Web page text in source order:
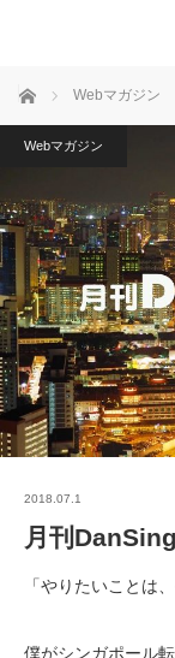
ホーム Webマガジン
Webマガジン
2018.07.1
月刊
「やりたいことは
僕がシンガポール